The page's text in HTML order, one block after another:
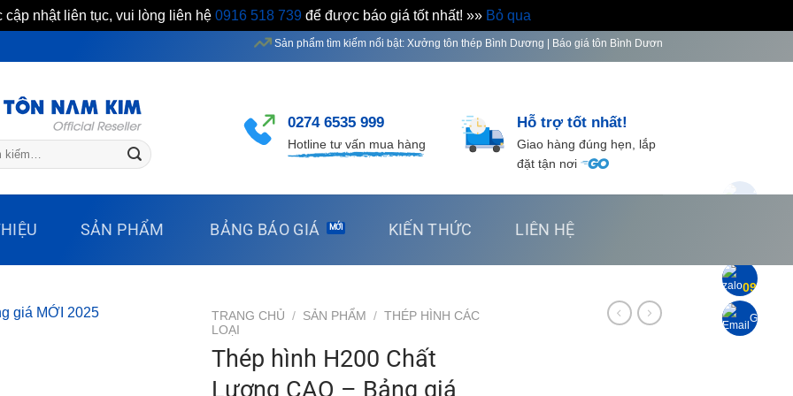
nhật liên tục, vui lòng liên hệ 0916 518 739 để được báo giá tốt nhất! »» Bỏ qua
Sản phẩm tìm kiếm nổi bật: Xưởng tôn thép Bình Dương | Báo giá tôn Bình Dương hôm nay | Báo giá sắt thép hôm
0274 6535 999
Hotline tư vấn mua hàng
Hỗ trợ tốt nhất!
Giao hàng đúng hẹn, lắp
đặt tận nơi
SẢN PHẨM BẢNG BÁO GIÁ KIẾN THỨC LIÊN HỆ
TRANG CHỦ / SẢN PHẨM / THÉP HÌNH CÁC
LOẠI
Thép hình H200 Chất
Lượng CAO – Bảng giá
Zalo
Zalo
0916
Gửi